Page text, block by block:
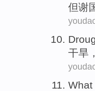
但谢
干旱 ，
What